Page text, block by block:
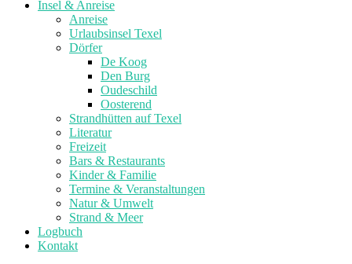
Insel & Anreise
Anreise
Urlaubsinsel Texel
Dörfer
De Koog
Den Burg
Oudeschild
Oosterend
Strandhütten auf Texel
Literatur
Freizeit
Bars & Restaurants
Kinder & Familie
Termine & Veranstaltungen
Natur & Umwelt
Strand & Meer
Logbuch
Kontakt